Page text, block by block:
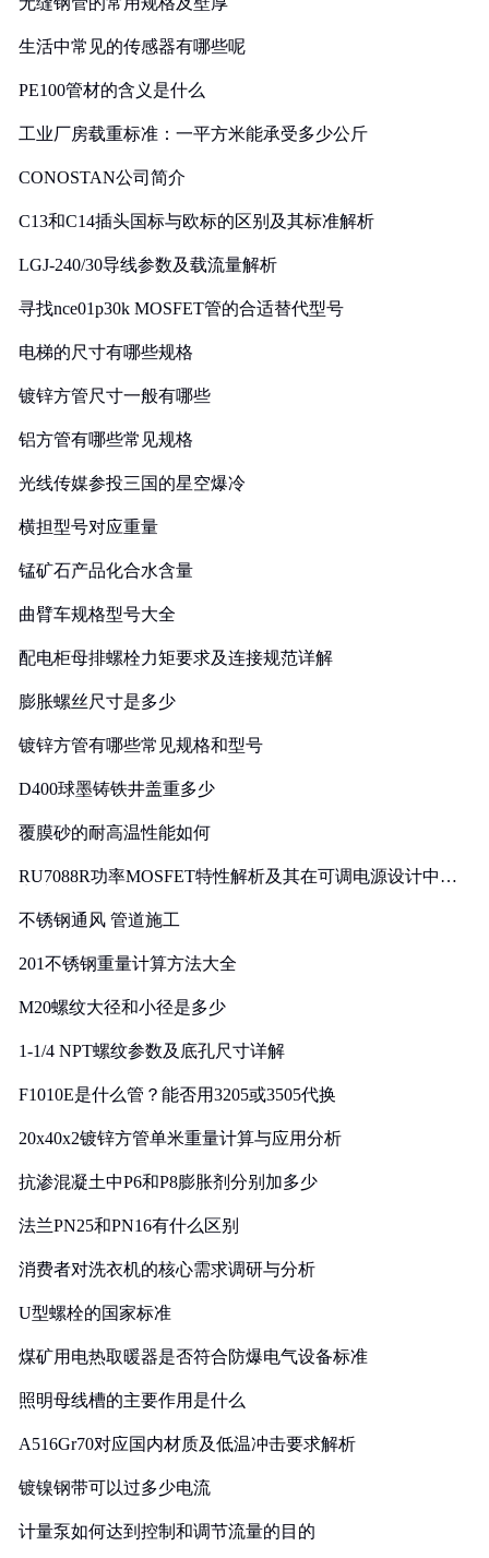
生活中常见的传感器有哪些呢
PE100管材的含义是什么
工业厂房载重标准：一平方米能承受多少公斤
CONOSTAN公司简介
C13和C14插头国标与欧标的区别及其标准解析
LGJ-240/30导线参数及载流量解析
寻找nce01p30k MOSFET管的合适替代型号
电梯的尺寸有哪些规格
镀锌方管尺寸一般有哪些
铝方管有哪些常见规格
光线传媒参投三国的星空爆冷
横担型号对应重量
锰矿石产品化合水含量
曲臂车规格型号大全
配电柜母排螺栓力矩要求及连接规范详解
膨胀螺丝尺寸是多少
镀锌方管有哪些常见规格和型号
D400球墨铸铁井盖重多少
覆膜砂的耐高温性能如何
RU7088R功率MOSFET特性解析及其在可调电源设计中的
不锈钢通风 管道施工
201不锈钢重量计算方法大全
M20螺纹大径和小径是多少
1-1/4 NPT螺纹参数及底孔尺寸详解
F1010E是什么管？能否用3205或3505代换
20x40x2镀锌方管单米重量计算与应用分析
抗渗混凝土中P6和P8膨胀剂分别加多少
法兰PN25和PN16有什么区别
消费者对洗衣机的核心需求调研与分析
U型螺栓的国家标准
煤矿用电热取暖器是否符合防爆电气设备标准
照明母线槽的主要作用是什么
A516Gr70对应国内材质及低温冲击要求解析
镀镍钢带可以过多少电流
计量泵如何达到控制和调节流量的目的